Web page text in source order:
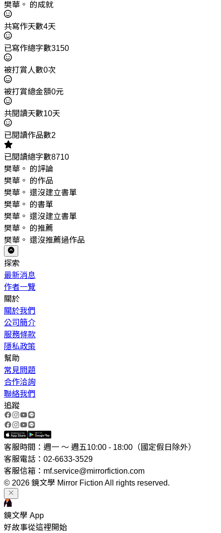
樊華。 的成就
共寫作天數4天
已寫作總字數3150
被打賞人數0次
被打賞總金額0元
共閱讀天數10天
已閱讀作品數2
已閱讀總字數8710
樊華。 的評論
樊華。 的作品
樊華。 還沒建立書單
樊華。 的書單
樊華。 還沒建立書單
樊華。 的推薦
樊華。 還沒推薦過作品
探索
最新消息
作者一覽
關於
關於我們
公司簡介
服務條款
隱私政策
幫助
常見問題
合作洽詢
聯絡我們
追蹤
客服時間：週一 ～ 週五10:00 - 18:00（國定假日除外）
客服電話：02-6633-3529
客服信箱：mf.service@mirrorfiction.com
© 2026 鏡文學 Mirror Fiction All rights reserved.
鏡文學 App
好故事從這裡開始